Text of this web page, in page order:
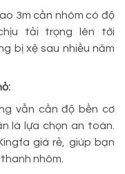
3m cần nhôm có độ
tải trọng lên tới
bị xệ sau nhiều năm
vẫn cần độ bền cơ
là lựa chọn an toàn.
giá rẻ, giúp bạn
nhôm.